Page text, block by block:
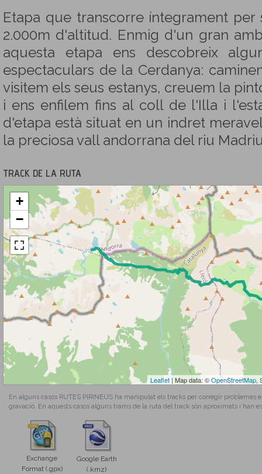
Etapa que transcorre íntegrament
2.000m d'altitud. Enmig d'un gran
aquesta etapa ens descobreix
espectaculars de la Cerdanya:
visitem els seus estanys, creuem la
i ens enfilem fins al coll de l'Illa i
d'etapa està situat en un indret
la preciosa vall andorrana del riu
TRACK DE LA RUTA
+
−
Leaflet | Map data: ©OpenStreetMap,
En alguns casos RUTES PIRINEUS ha manipulat els tracks per corregir problemes
gravació. En aquests casos alguns trams de la ruta del track són aproximats i han
Exchange
Format (.gpx)
Google Earth
(.kmz)